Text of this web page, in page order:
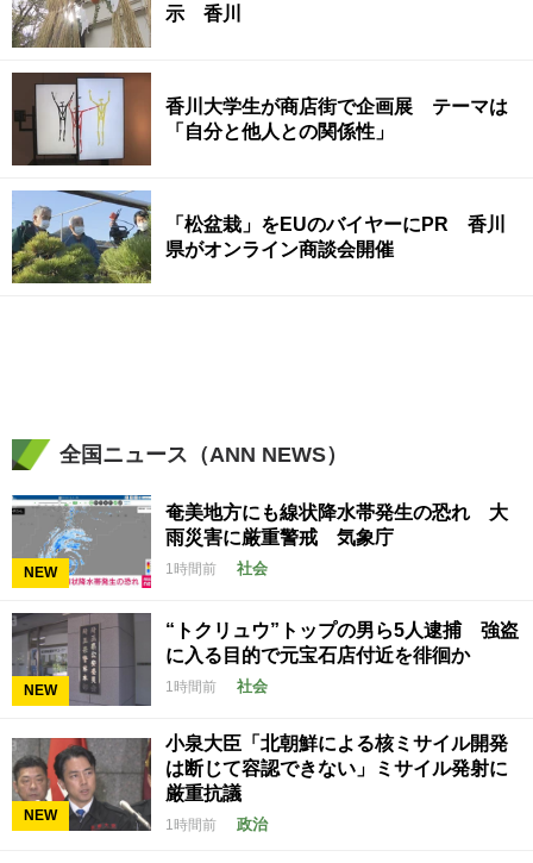
示 香川
香川大学生が商店街で企画展 テーマは
「自分と他人との関係性」
「松盆栽」をEUのバイヤーにPR 香川
県がオンライン商談会開催
全国ニュース（ANN NEWS）
NEW
奄美地方にも線状降水帯発生の恐れ 大
雨災害に厳重警戒 気象庁
1時間前 社会
NEW
“トクリュウ”トップの男ら5人逮捕 強盗
に入る目的で元宝石店付近を徘徊か
1時間前 社会
NEW
小泉大臣「北朝鮮による核ミサイル開発
は断じて容認できない」ミサイル発射に
厳重抗議
1時間前 政治